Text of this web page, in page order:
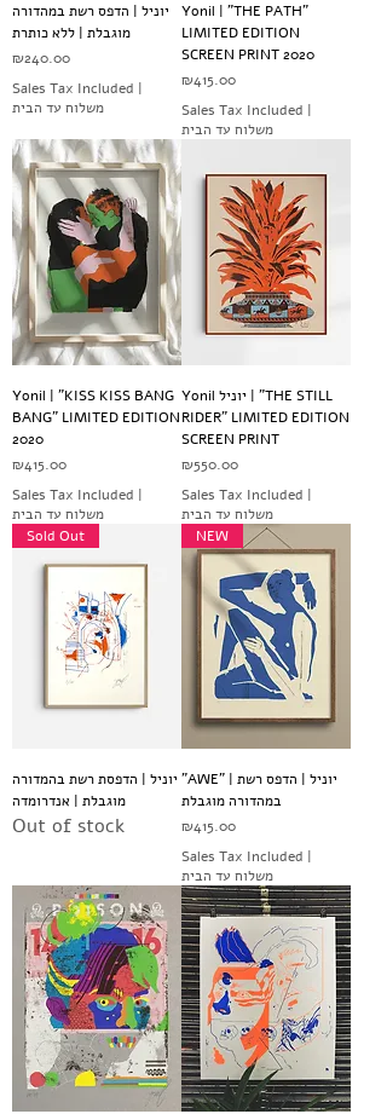
יוניל | הדפס רשת במהדורה
מוגבלת | ללא כותרת
Price
₪240.00
Sales Tax Included |
משלוח עד הבית
Yonil | "THE PATH"
LIMITED EDITION
SCREEN PRINT 2020
Price
₪415.00
Sales Tax Included |
משלוח עד הבית
Yonil | "KISS KISS BANG
BANG" LIMITED EDITION
2020
Price
₪415.00
Sales Tax Included |
משלוח עד הבית
Yonil יוניל | "THE STILL
RIDER" LIMITED EDITION
SCREEN PRINT
Price
₪550.00
Sales Tax Included |
משלוח עד הבית
Sold Out
יוניל | הדפסת רשת בהמדורה
מוגבלת | אנדרומדה
Out of stock
NEW
"AWE" | יוניל | הדפס רשת
במהדורה מוגבלת
Price
₪415.00
Sales Tax Included |
משלוח עד הבית